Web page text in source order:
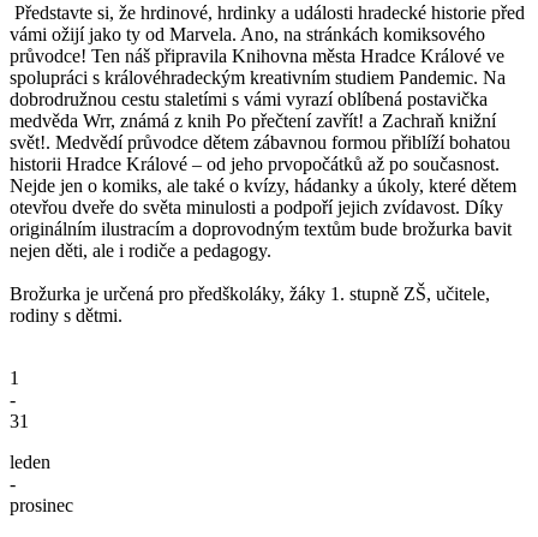
Představte si, že hrdinové, hrdinky a události hradecké historie před
vámi ožijí jako ty od Marvela. Ano, na stránkách komiksového
průvodce! Ten náš připravila Knihovna města Hradce Králové ve
spolupráci s královéhradeckým kreativním studiem Pandemic. Na
dobrodružnou cestu staletími s vámi vyrazí oblíbená postavička
medvěda Wrr, známá z knih Po přečtení zavřít! a Zachraň knižní
svět!. Medvědí průvodce dětem zábavnou formou přiblíží bohatou
historii Hradce Králové – od jeho prvopočátků až po současnost.
Nejde jen o komiks, ale také o kvízy, hádanky a úkoly, které dětem
otevřou dveře do světa minulosti a podpoří jejich zvídavost. Díky
originálním ilustracím a doprovodným textům bude brožurka bavit
nejen děti, ale i rodiče a pedagogy.
Brožurka je určená pro předškoláky, žáky 1. stupně ZŠ, učitele,
rodiny s dětmi.
1
-
31
leden
-
prosinec